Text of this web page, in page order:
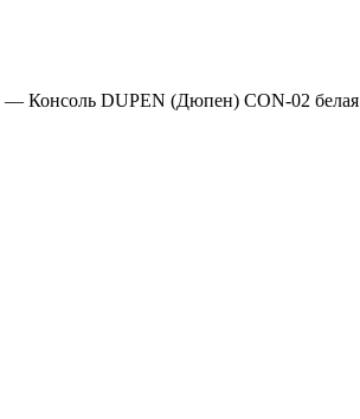
— Консоль DUPEN (Дюпен) CON-02 белая